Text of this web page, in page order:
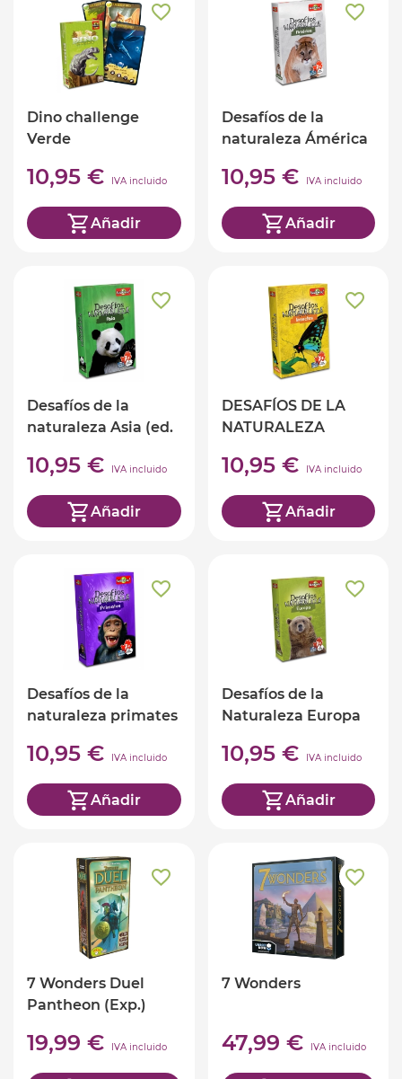
Dino challenge
Verde
10,95 € IVA incluido
Añadir
Desafíos de la
naturaleza Ámérica
10,95 € IVA incluido
Añadir
Desafíos de la
naturaleza Asia (ed.
10,95 € IVA incluido
Añadir
DESAFÍOS DE LA
NATURALEZA
castellano)
10,95 € IVA incluido
Añadir
Desafíos de la
naturaleza primates
10,95 € IVA incluido
Añadir
Desafíos de la
Naturaleza Europa
10,95 € IVA incluido
Añadir
7 Wonders Duel
Pantheon (Exp.)
19,99 € IVA incluido
7 Wonders
47,99 € IVA incluido